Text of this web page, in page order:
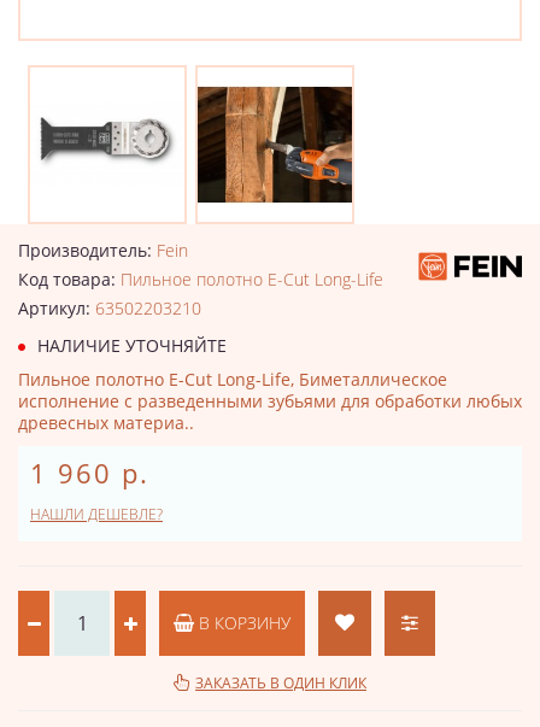
Производитель: Fein
Код товара: Пильное полотно E-Cut Long-Life
Артикул: 63502203210
НАЛИЧИЕ УТОЧНЯЙТЕ
Пильное полотно E-Cut Long-Life, Биметаллическое
исполнение с разведенными зубьями для обработки любых
древесных материа..
1 960 р.
НАШЛИ ДЕШЕВЛЕ?
В КОРЗИНУ
ЗАКАЗАТЬ В ОДИН КЛИК